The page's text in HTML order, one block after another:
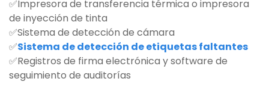
✅Impresora de transferencia térmica o impresora
de inyección de tinta
✅Sistema de detección de cámara
✅Sistema de detección de etiquetas faltantes
✅Registros de firma electrónica y software de
seguimiento de auditorías